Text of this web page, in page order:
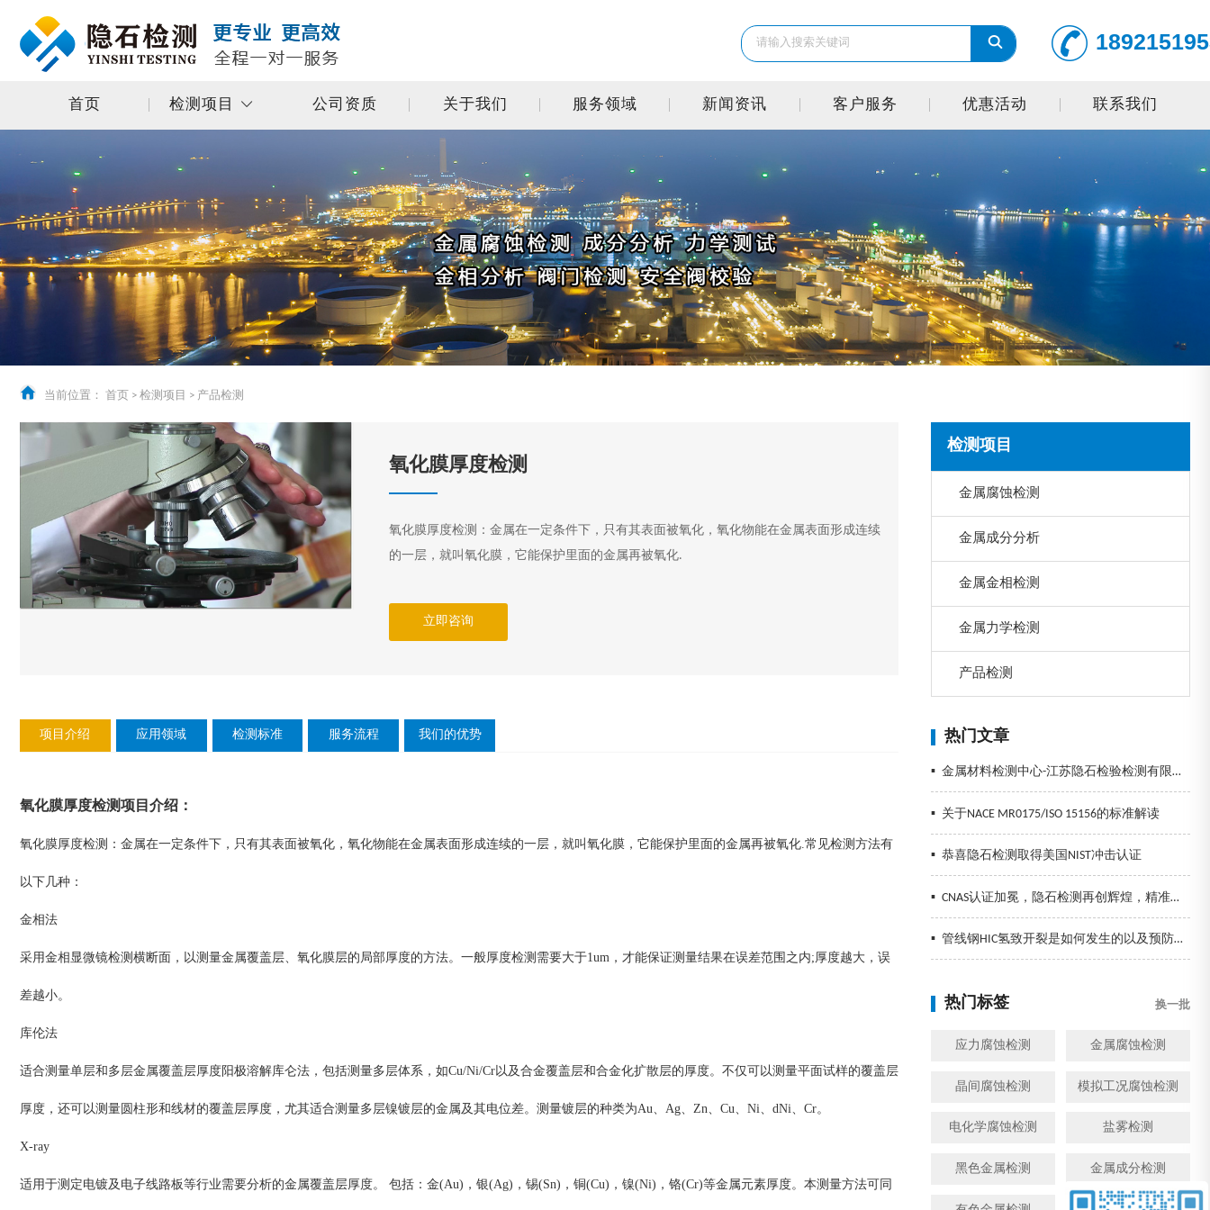
首页 检测项目 公司资质 关于我们 服务领域 新闻资讯 客户服务 优惠活动 联系我们
当前位置： 首页 > 检测项目 > 产品检测
检测项目
金属腐蚀检测
金属成分分析
金属金相检测
金属力学检测
产品检测
热门文章
▪ 金属材料检测中心-江苏隐石检验检测有限公司
▪ 关于NACE MR0175/ISO 15156的标准解读
▪ 恭喜隐石检测取得美国NIST冲击认证
▪ CNAS认证加冕，隐石检测再创辉煌，精准检测助力企业发展！
▪ 管线钢HIC氢致开裂是如何发生的以及预防措施
热门标签 换一批
应力腐蚀检测 金属腐蚀检测
晶间腐蚀检测 模拟工况腐蚀检测
电化学腐蚀检测 盐雾检测
黑色金属检测 金属成分检测
氧化膜厚度检测
氧化膜厚度检测：金属在一定条件下，只有其表面被氧化，氧化物能在金属表面形成连续
的一层，就叫氧化膜，它能保护里面的金属再被氧化.
立即咨询
项目介绍 应用领域 检测标准 服务流程 我们的优势
氧化膜厚度检测项目介绍 ：
氧化膜厚度检测：金属在一定条件下，只有其表面被氧化，氧化物能在金属表面形成连续的一层，就叫氧化膜，它能保护里面的金属再被氧化.常见检测方法有
以下几种：
金相法
采用金相显微镜检测横断面，以测量金属覆盖层、氧化膜层的局部厚度的方法。一般厚度检测需要大于1um，才能保证测量结果在误差范围之内;厚度越大，误
差越小。
库伦法
适合测量单层和多层金属覆盖层厚度阳极溶解库仑法，包括测量多层体系，如Cu/Ni/Cr以及合金覆盖层和合金化扩散层的厚度。不仅可以测量平面试样的覆盖层
厚度，还可以测量圆柱形和线材的覆盖层厚度，尤其适合测量多层镍镀层的金属及其电位差。测量镀层的种类为Au、Ag、Zn、Cu、Ni、dNi、Cr。
X-ray
适用于测定电镀及电子线路板等行业需要分析的金属覆盖层厚度。 包括：金(Au)，银(Ag)，锡(Sn)，铜(Cu)，镍(Ni)，铬(Cr)等金属元素厚度。本测量方法可同